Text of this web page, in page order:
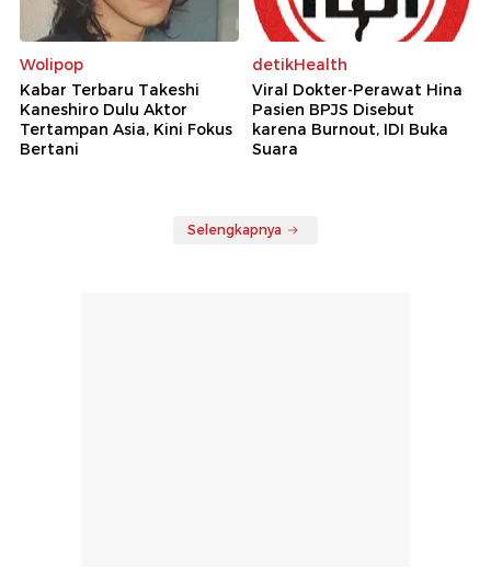
Wolipop
Kabar Terbaru Takeshi
Kaneshiro Dulu Aktor
Tertampan Asia, Kini Fokus
Bertani
detikHealth
Viral Dokter-Perawat Hina
Pasien BPJS Disebut
karena Burnout, IDI Buka
Suara
Selengkapnya